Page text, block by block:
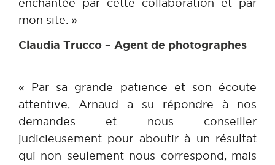
enchantée par cette collaboration et par
mon site. »
Claudia Trucco – Agent de photographes
« Par sa grande patience et son écoute
attentive, Arnaud a su répondre à nos
demandes et nous conseiller
judicieusement pour aboutir à un résultat
qui non seulement nous correspond, mais